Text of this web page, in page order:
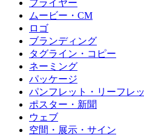
フライヤー
ムービー・CM
ロゴ
ブランディング
タグライン・コピー
ネーミング
パッケージ
パンフレット・リーフレ
ポスター・新聞
ウェブ
空間・展示・サイン